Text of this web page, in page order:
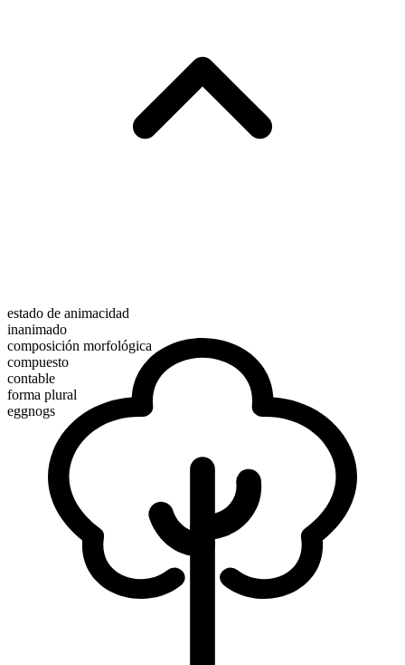
estado de animacidad
inanimado
composición morfológica
compuesto
contable
forma plural
eggnogs